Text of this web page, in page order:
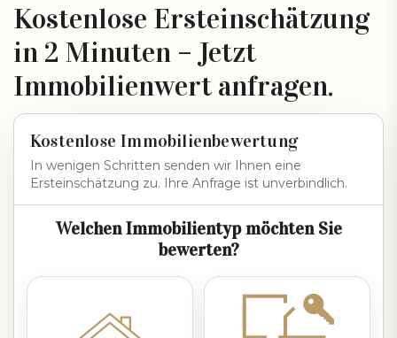
Kostenlose Ersteinschätzung
in 2 Minuten – Jetzt
Immobilienwert anfragen.
Kostenlose Immobilienbewertung
In wenigen Schritten senden wir Ihnen eine
Ersteinschätzung zu. Ihre Anfrage ist unverbindlich.
Welchen Immobilientyp möchten Sie
bewerten?